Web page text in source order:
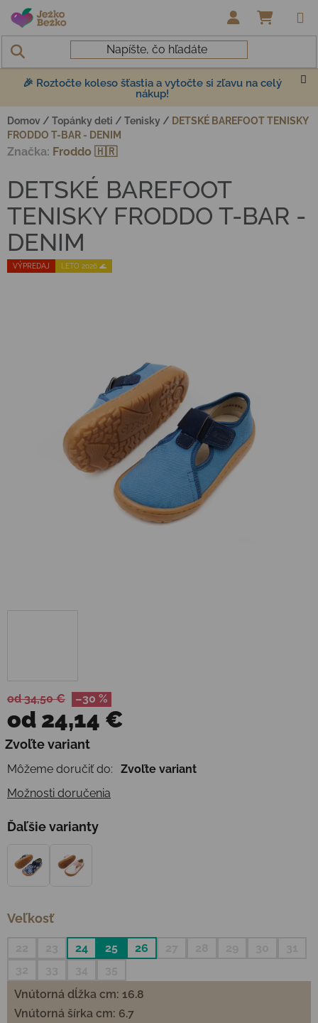
Prejsť na obsah
🎉 Roztočte koleso šťastia a vytočte si zľavu na celý
nákup!
Domov / Topánky deti / Tenisky / DETSKÉ BAREFOOT TENISKY
FRODDO T-BAR - DENIM
od 34,50 € –30 %
od 24,14 €
Jednotková cena:
Zvoľte variant
Môžeme doručiť do:
Zvoľte variant
Možnosti doručenia
Ďaľšie varianty
Veľkosť
24 25 26
Vnútorná dĺžka cm: 16.8
Vnútorná šírka cm: 6.7
VÝPREDAJ LETO 2026 🌊
DETSKÉ BAREFOOT
TENISKY FRODDO T-BAR -
DENIM
Značka: Froddo 🇭🇷